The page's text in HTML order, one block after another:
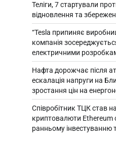
Теліги, 7 стартували
відновлення та
“Tesla припиняє
компанія
електричними
Нафта дорожчає після
ескалація напруги на
зростання цін на
Співробітник ТЦК став
криптовалюти Ethereum
ранньому інвестуванню